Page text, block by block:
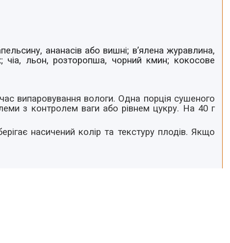
ананасів або вишні; в’ялена журавлина,
чіа, льон, розторопша, чорний кмин; кокосове
випаровування вологи. Одна порція сушеного
з контролем ваги або рівнем цукру. На 40 г
насичений колір та текстуру плодів. Якщо